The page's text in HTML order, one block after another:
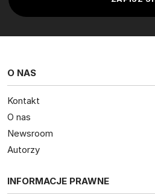
O NAS
Kontakt
O nas
Newsroom
Autorzy
INFORMACJE PRAWNE